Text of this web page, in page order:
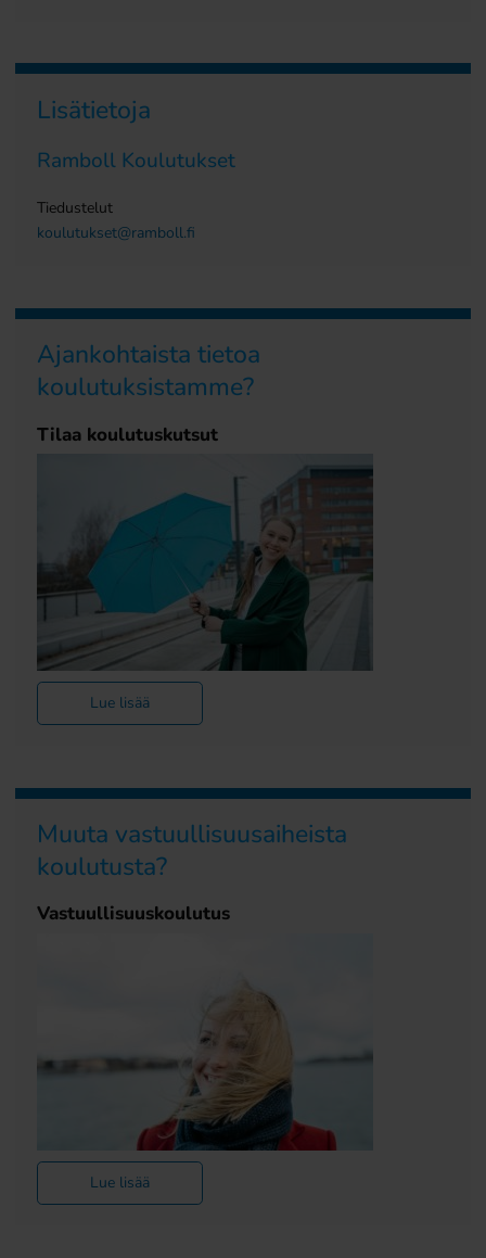
Lisätietoja
Ramboll Koulutukset
Tiedustelut
koulutukset@ramboll.fi
Ajankohtaista tietoa
koulutuksistamme?
Tilaa koulutuskutsut
Lue lisää
Muuta vastuullisuusaiheista
koulutusta?
Vastuullisuuskoulutus
Lue lisää